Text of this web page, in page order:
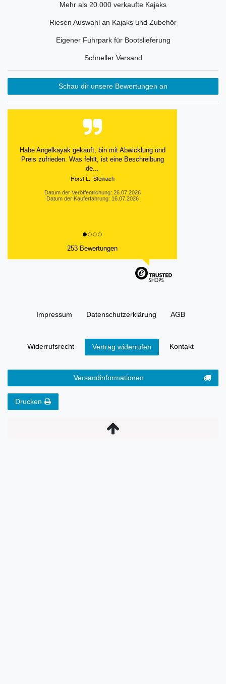
Mehr als 20.000 verkaufte Kajaks
Riesen Auswahl an Kajaks und Zubehör
Eigener Fuhrpark für Bootslieferung
Schneller Versand
Schau dir unsere Bewertungen an
Alles bestens
Datum der Veröffentlichung: 25.07.2026
Datum der Kauferfahrung: 18.07.2026
253 Bewertungen
Impressum Daten­schutz­erklärung AGB
Widerrufs­recht Vertrag widerrufen Kontakt
Versandinformationen
Drucken